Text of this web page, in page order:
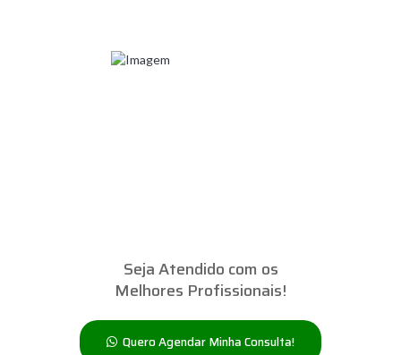
Seja Atendido com os
Melhores Profissionais!
Quero Agendar Minha Consulta!